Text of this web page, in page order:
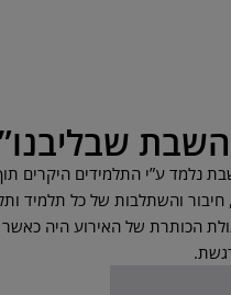
נלמד ע”י התלמידים היקרים
והשתלבות של כל תלמיד
הכותרת של האירוע היה